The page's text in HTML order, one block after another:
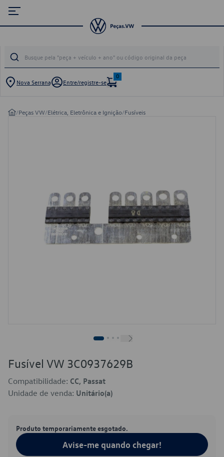
Nova Serrana Entre/registre-se
0
/Peças VW/Elétrica, Eletrônica e Ignição/Fusíveis
Fusível VW 3C0937629B
Compatibilidade: CC, Passat
Unidade de venda: Unitário(a)
Produto temporariamente esgotado.
Avise-me quando chegar!